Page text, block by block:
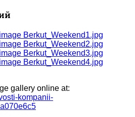
gallery online at:
kompanii-